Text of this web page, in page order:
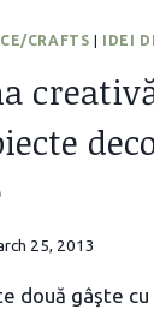
CRAFTS | IDEI
25, 2013
două gâşte cu